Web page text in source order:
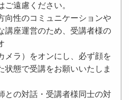
ご遠慮ください。
向性のコミュニケーションや
講座運営のため、受講者様の
メラ）をオンにし、必ず顔を
状態で受講をお願いいたしま
との対話・受講者様同士の対